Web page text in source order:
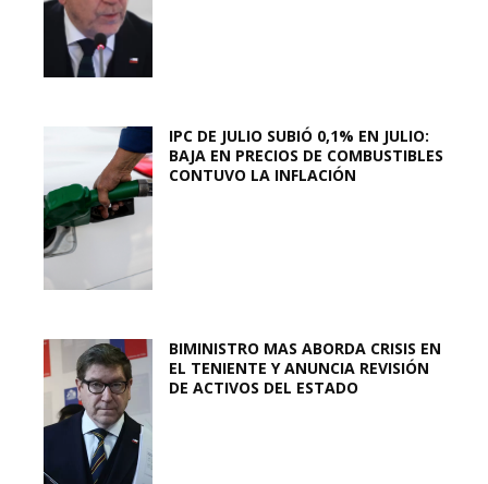
IPC DE JULIO SUBIÓ 0,1% EN JULIO:
BAJA EN PRECIOS DE COMBUSTIBLES
CONTUVO LA INFLACIÓN
BIMINISTRO MAS ABORDA CRISIS EN
EL TENIENTE Y ANUNCIA REVISIÓN
DE ACTIVOS DEL ESTADO